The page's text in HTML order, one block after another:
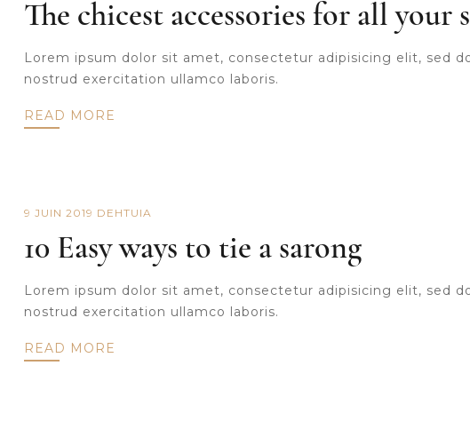
The chicest accessories for all your
Lorem ipsum dolor sit amet, consectetur adipisicing elit, sed
nostrud exercitation ullamco laboris.
READ MORE
9 JUIN 2019 DE HTUIA
10 Easy ways to tie a sarong
Lorem ipsum dolor sit amet, consectetur adipisicing elit, sed
nostrud exercitation ullamco laboris.
READ MORE